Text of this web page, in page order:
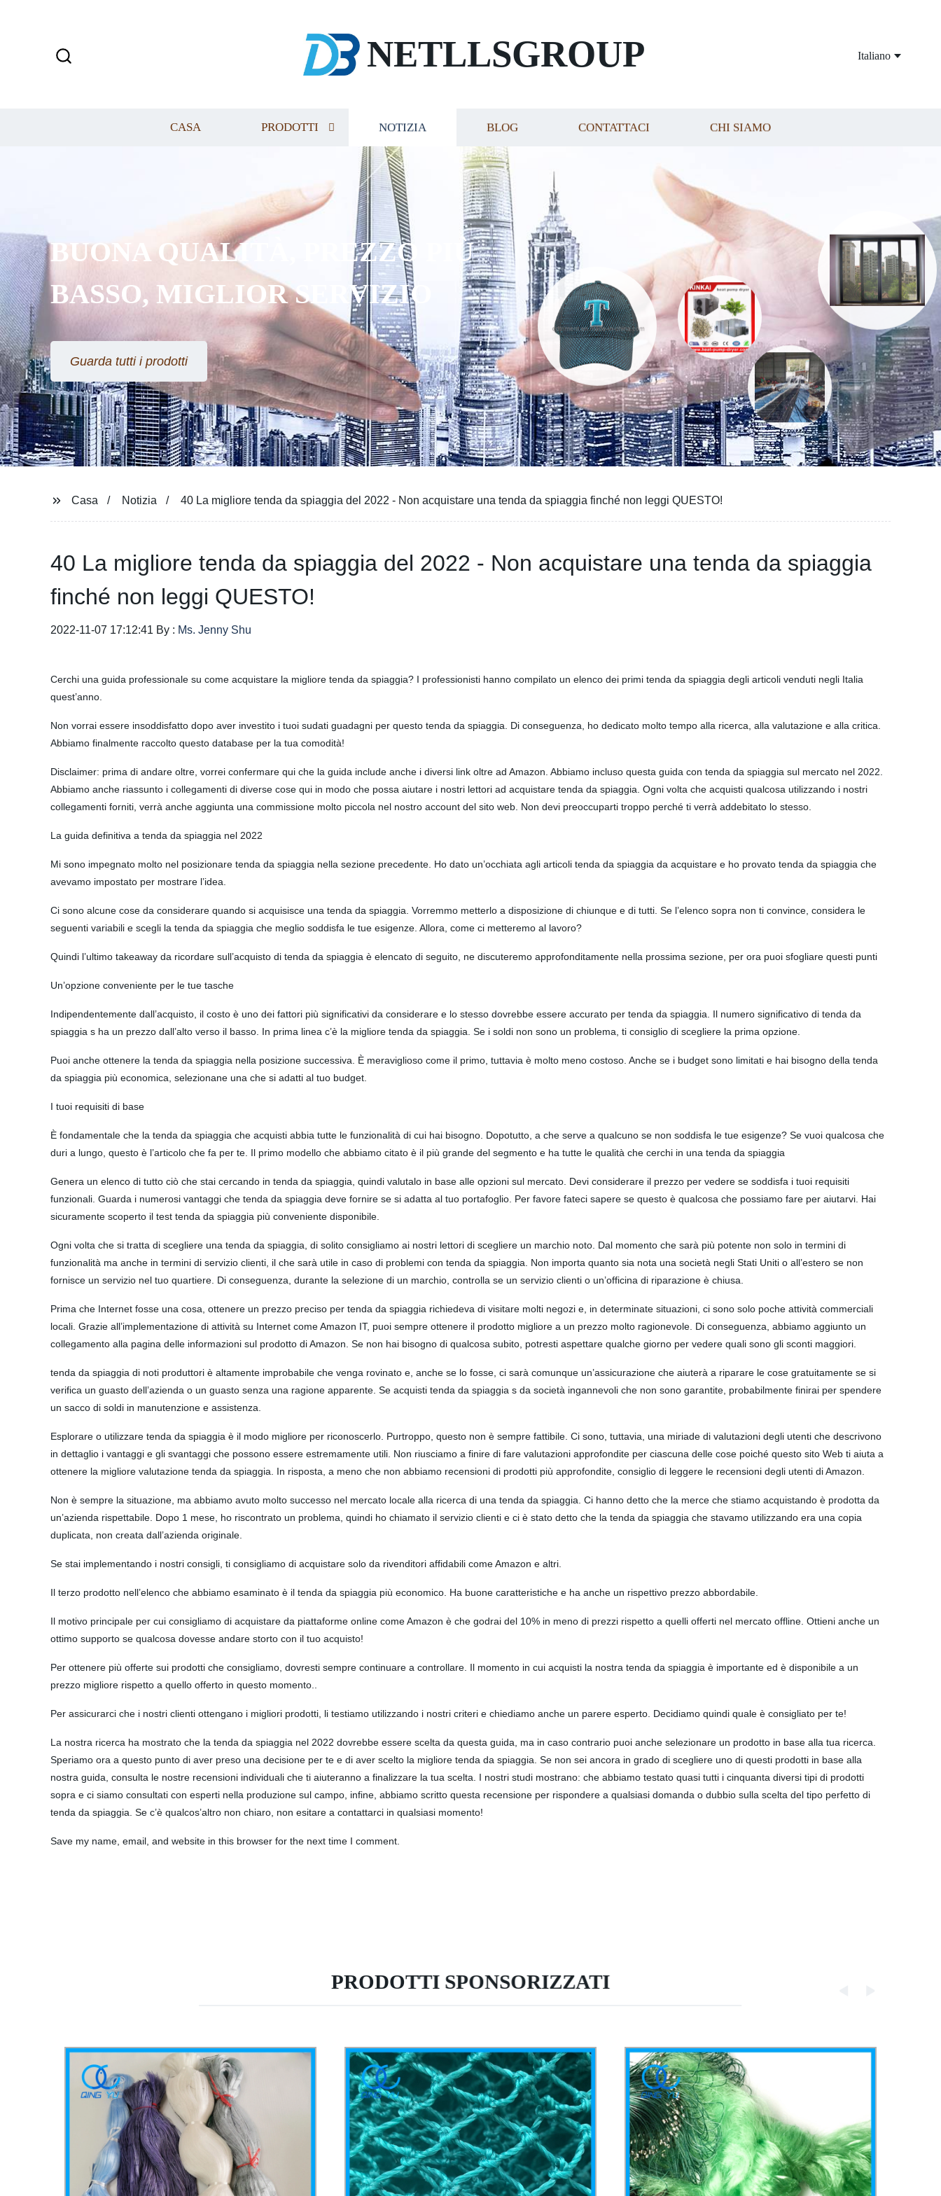
NETLLSGROUP Italiano
CASA PRODOTTI NOTIZIA BLOG CONTATTACI CHI SIAMO
L'ALTA QUALITÀ È IL NOSTRO
OBBLIGO!
Guarda tutti i prodotti
Casa Notizia 40 La migliore tenda da spiaggia del 2022 - Non acquistare una tenda da spiaggia finché non leggi QUESTO!
40 La migliore tenda da spiaggia del 2022 - Non acquistare una tenda da spiaggia
finché non leggi QUESTO!
2022-11-07 17:12:41 By : Ms. Jenny Shu
Cerchi una guida professionale su come acquistare la migliore tenda da spiaggia? I professionisti hanno compilato un elenco dei primi tenda da spiaggia degli articoli venduti negli Italia
quest’anno.
Non vorrai essere insoddisfatto dopo aver investito i tuoi sudati guadagni per questo tenda da spiaggia. Di conseguenza, ho dedicato molto tempo alla ricerca, alla valutazione e alla critica.
Abbiamo finalmente raccolto questo database per la tua comodità!
Disclaimer: prima di andare oltre, vorrei confermare qui che la guida include anche i diversi link oltre ad Amazon. Abbiamo incluso questa guida con tenda da spiaggia sul mercato nel 2022.
Abbiamo anche riassunto i collegamenti di diverse cose qui in modo che possa aiutare i nostri lettori ad acquistare tenda da spiaggia. Ogni volta che acquisti qualcosa utilizzando i nostri
collegamenti forniti, verrà anche aggiunta una commissione molto piccola nel nostro account del sito web. Non devi preoccuparti troppo perché ti verrà addebitato lo stesso.
La guida definitiva a tenda da spiaggia nel 2022
Mi sono impegnato molto nel posizionare tenda da spiaggia nella sezione precedente. Ho dato un’occhiata agli articoli tenda da spiaggia da acquistare e ho provato tenda da spiaggia che
avevamo impostato per mostrare l’idea.
Ci sono alcune cose da considerare quando si acquisisce una tenda da spiaggia. Vorremmo metterlo a disposizione di chiunque e di tutti. Se l’elenco sopra non ti convince, considera le
seguenti variabili e scegli la tenda da spiaggia che meglio soddisfa le tue esigenze. Allora, come ci metteremo al lavoro?
Quindi l’ultimo takeaway da ricordare sull’acquisto di tenda da spiaggia è elencato di seguito, ne discuteremo approfonditamente nella prossima sezione, per ora puoi sfogliare questi punti
Un’opzione conveniente per le tue tasche
Indipendentemente dall’acquisto, il costo è uno dei fattori più significativi da considerare e lo stesso dovrebbe essere accurato per tenda da spiaggia. Il numero significativo di tenda da
spiaggia s ha un prezzo dall’alto verso il basso. In prima linea c’è la migliore tenda da spiaggia. Se i soldi non sono un problema, ti consiglio di scegliere la prima opzione.
Puoi anche ottenere la tenda da spiaggia nella posizione successiva. È meraviglioso come il primo, tuttavia è molto meno costoso. Anche se i budget sono limitati e hai bisogno della tenda
da spiaggia più economica, selezionane una che si adatti al tuo budget.
I tuoi requisiti di base
È fondamentale che la tenda da spiaggia che acquisti abbia tutte le funzionalità di cui hai bisogno. Dopotutto, a che serve a qualcuno se non soddisfa le tue esigenze? Se vuoi qualcosa che
duri a lungo, questo è l’articolo che fa per te. Il primo modello che abbiamo citato è il più grande del segmento e ha tutte le qualità che cerchi in una tenda da spiaggia
Genera un elenco di tutto ciò che stai cercando in tenda da spiaggia, quindi valutalo in base alle opzioni sul mercato. Devi considerare il prezzo per vedere se soddisfa i tuoi requisiti
funzionali. Guarda i numerosi vantaggi che tenda da spiaggia deve fornire se si adatta al tuo portafoglio. Per favore fateci sapere se questo è qualcosa che possiamo fare per aiutarvi. Hai
sicuramente scoperto il test tenda da spiaggia più conveniente disponibile.
Ogni volta che si tratta di scegliere una tenda da spiaggia, di solito consigliamo ai nostri lettori di scegliere un marchio noto. Dal momento che sarà più potente non solo in termini di
funzionalità ma anche in termini di servizio clienti, il che sarà utile in caso di problemi con tenda da spiaggia. Non importa quanto sia nota una società negli Stati Uniti o all’estero se non
fornisce un servizio nel tuo quartiere. Di conseguenza, durante la selezione di un marchio, controlla se un servizio clienti o un’officina di riparazione è chiusa.
Prima che Internet fosse una cosa, ottenere un prezzo preciso per tenda da spiaggia richiedeva di visitare molti negozi e, in determinate situazioni, ci sono solo poche attività commerciali
locali. Grazie all’implementazione di attività su Internet come Amazon IT, puoi sempre ottenere il prodotto migliore a un prezzo molto ragionevole. Di conseguenza, abbiamo aggiunto un
collegamento alla pagina delle informazioni sul prodotto di Amazon. Se non hai bisogno di qualcosa subito, potresti aspettare qualche giorno per vedere quali sono gli sconti maggiori.
tenda da spiaggia di noti produttori è altamente improbabile che venga rovinato e, anche se lo fosse, ci sarà comunque un’assicurazione che aiuterà a riparare le cose gratuitamente se si
verifica un guasto dell’azienda o un guasto senza una ragione apparente. Se acquisti tenda da spiaggia s da società ingannevoli che non sono garantite, probabilmente finirai per spendere
un sacco di soldi in manutenzione e assistenza.
Esplorare o utilizzare tenda da spiaggia è il modo migliore per riconoscerlo. Purtroppo, questo non è sempre fattibile. Ci sono, tuttavia, una miriade di valutazioni degli utenti che descrivono
in dettaglio i vantaggi e gli svantaggi che possono essere estremamente utili. Non riusciamo a finire di fare valutazioni approfondite per ciascuna delle cose poiché questo sito Web ti aiuta a
ottenere la migliore valutazione tenda da spiaggia. In risposta, a meno che non abbiamo recensioni di prodotti più approfondite, consiglio di leggere le recensioni degli utenti di Amazon.
Non è sempre la situazione, ma abbiamo avuto molto successo nel mercato locale alla ricerca di una tenda da spiaggia. Ci hanno detto che la merce che stiamo acquistando è prodotta da
un’azienda rispettabile. Dopo 1 mese, ho riscontrato un problema, quindi ho chiamato il servizio clienti e ci è stato detto che la tenda da spiaggia che stavamo utilizzando era una copia
duplicata, non creata dall’azienda originale.
Se stai implementando i nostri consigli, ti consigliamo di acquistare solo da rivenditori affidabili come Amazon e altri.
Il terzo prodotto nell’elenco che abbiamo esaminato è il tenda da spiaggia più economico. Ha buone caratteristiche e ha anche un rispettivo prezzo abbordabile.
Il motivo principale per cui consigliamo di acquistare da piattaforme online come Amazon è che godrai del 10% in meno di prezzi rispetto a quelli offerti nel mercato offline. Ottieni anche un
ottimo supporto se qualcosa dovesse andare storto con il tuo acquisto!
Per ottenere più offerte sui prodotti che consigliamo, dovresti sempre continuare a controllare. Il momento in cui acquisti la nostra tenda da spiaggia è importante ed è disponibile a un
prezzo migliore rispetto a quello offerto in questo momento..
Per assicurarci che i nostri clienti ottengano i migliori prodotti, li testiamo utilizzando i nostri criteri e chiediamo anche un parere esperto. Decidiamo quindi quale è consigliato per te!
La nostra ricerca ha mostrato che la tenda da spiaggia nel 2022 dovrebbe essere scelta da questa guida, ma in caso contrario puoi anche selezionare un prodotto in base alla tua ricerca.
Speriamo ora a questo punto di aver preso una decisione per te e di aver scelto la migliore tenda da spiaggia. Se non sei ancora in grado di scegliere uno di questi prodotti in base alla
nostra guida, consulta le nostre recensioni individuali che ti aiuteranno a finalizzare la tua scelta. I nostri studi mostrano: che abbiamo testato quasi tutti i cinquanta diversi tipi di prodotti
sopra e ci siamo consultati con esperti nella produzione sul campo, infine, abbiamo scritto questa recensione per rispondere a qualsiasi domanda o dubbio sulla scelta del tipo perfetto di
tenda da spiaggia. Se c’è qualcos’altro non chiaro, non esitare a contattarci in qualsiasi momento!
Save my name, email, and website in this browser for the next time I comment.
PRODOTTI SPONSORIZZATI